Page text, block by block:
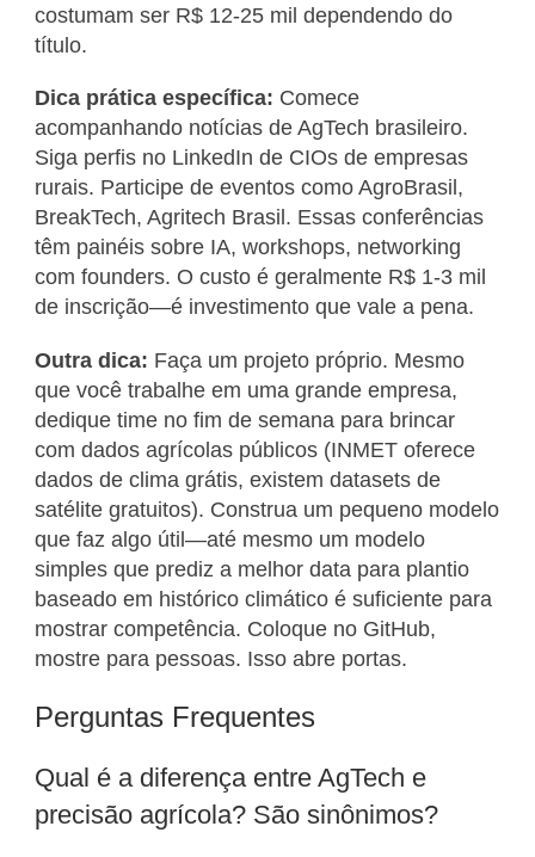
costumam ser R$ 12-25 mil dependendo do
título.
Dica prática específica: Comece
acompanhando notícias de AgTech brasileiro.
Siga perfis no LinkedIn de CIOs de empresas
rurais. Participe de eventos como AgroBrasil,
BreakTech, Agritech Brasil. Essas conferências
têm painéis sobre IA, workshops, networking
com founders. O custo é geralmente R$ 1-3 mil
de inscrição—é investimento que vale a pena.
Outra dica: Faça um projeto próprio. Mesmo
que você trabalhe em uma grande empresa,
dedique time no fim de semana para brincar
com dados agrícolas públicos (INMET oferece
dados de clima grátis, existem datasets de
satélite gratuitos). Construa um pequeno modelo
que faz algo útil—até mesmo um modelo
simples que prediz a melhor data para plantio
baseado em histórico climático é suficiente para
mostrar competência. Coloque no GitHub,
mostre para pessoas. Isso abre portas.
Perguntas Frequentes
Qual é a diferença entre AgTech e
precisão agrícola? São sinônimos?